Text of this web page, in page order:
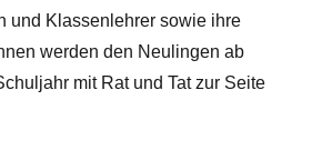
und Klassenlehrer sowie ihre
werden den Neulingen ab
mit Rat und Tat zur Seite